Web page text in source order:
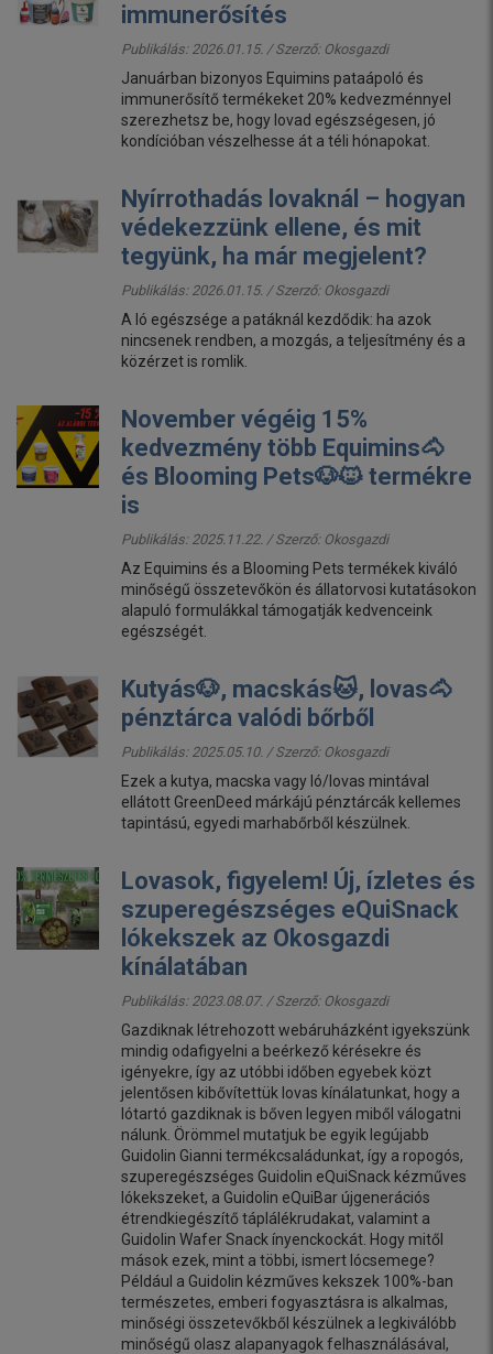
immunerősítés
Publikálás: 2026.01.15. / Szerző: Okosgazdi
Januárban bizonyos Equimins pataápoló és
immunerősítő termékeket 20% kedvezménnyel
szerezhetsz be, hogy lovad egészségesen, jó
kondícióban vészelhesse át a téli hónapokat.
Nyírrothadás lovaknál – hogyan
védekezzünk ellene, és mit
tegyünk, ha már megjelent?
Publikálás: 2026.01.15. / Szerző: Okosgazdi
A ló egészsége a patáknál kezdődik: ha azok
nincsenek rendben, a mozgás, a teljesítmény és a
közérzet is romlik.
November végéig 15%
kedvezmény több Equimins🐴
és Blooming Pets🐶🐱 termékre
is
Publikálás: 2025.11.22. / Szerző: Okosgazdi
Az Equimins és a Blooming Pets termékek kiváló
minőségű összetevőkön és állatorvosi kutatásokon
alapuló formulákkal támogatják kedvenceink
egészségét.
Kutyás🐶, macskás🐱, lovas🐴
pénztárca valódi bőrből
Publikálás: 2025.05.10. / Szerző: Okosgazdi
Ezek a kutya, macska vagy ló/lovas mintával
ellátott GreenDeed márkájú pénztárcák kellemes
tapintású, egyedi marhabőrből készülnek.
Lovasok, figyelem! Új, ízletes és
szuperegészséges eQuiSnack
lókekszek az Okosgazdi
kínálatában
Publikálás: 2023.08.07. / Szerző: Okosgazdi
Gazdiknak létrehozott webáruházként igyekszünk
mindig odafigyelni a beérkező kérésekre és
igényekre, így az utóbbi időben egyebek közt
jelentősen kibővítettük lovas kínálatunkat, hogy a
lótartó gazdiknak is bőven legyen miből válogatni
nálunk. Örömmel mutatjuk be egyik legújabb
Guidolin Gianni termékcsaládunkat, így a ropogós,
szuperegészséges Guidolin eQuiSnack kézműves
lókekszeket, a Guidolin eQuiBar újgenerációs
étrendkiegészítő táplálékrudakat, valamint a
Guidolin Wafer Snack ínyenckockát. Hogy mitől
mások ezek, mint a többi, ismert lócsemege?
Például a Guidolin kézműves kekszek 100%-ban
természetes, emberi fogyasztásra is alkalmas,
minőségi összetevőkből készülnek a legkiválóbb
minőségű olasz alapanyagok felhasználásával,